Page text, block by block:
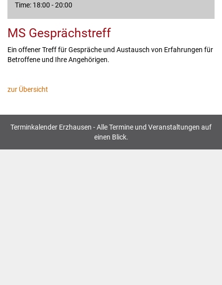
Time: 18:00 - 20:00
MS Gesprächstreff
Ein offener Treff für Gespräche und Austausch von Erfahrungen für
Betroffene und Ihre Angehörigen.
zur Übersicht
Terminkalender Erzhausen - Alle Termine und Veranstaltungen auf
einen Blick.